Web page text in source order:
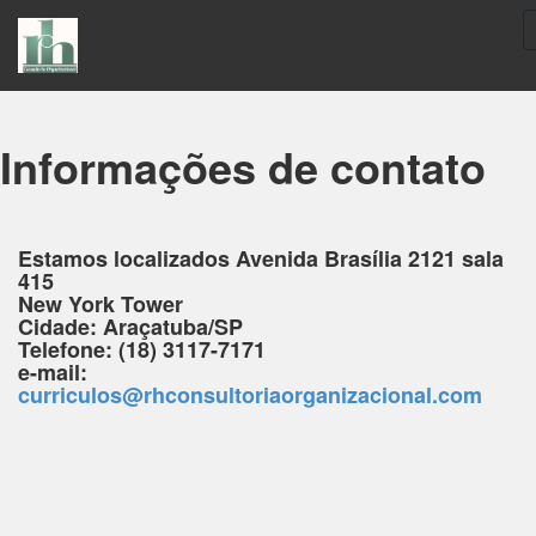
Informações de contato
Estamos localizados Avenida Brasília 2121 sala
415
New York Tower
Cidade: Araçatuba/SP
Telefone: (18) 3117-7171
e-mail:
curriculos@rhconsultoriaorganizacional.com